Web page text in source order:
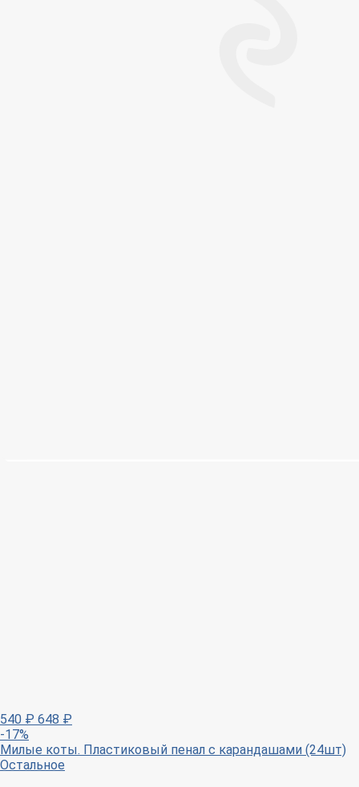
540 ₽ 648 ₽
-17%
Милые коты. Пластиковый пенал с карандашами (24шт)
Остальное